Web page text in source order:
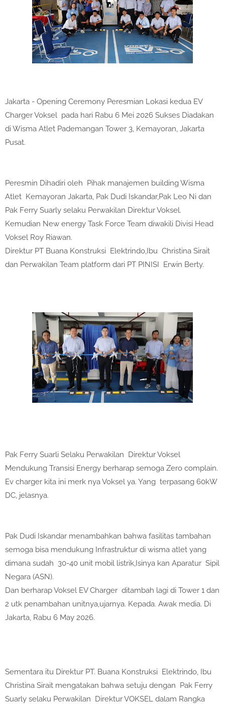
Jakarta - Opening Ceremony Peresmian Lokasi kedua EV
Charger Voksel pada hari Rabu 6 Mei 2026 Sukses Diadakan
di Wisma Atlet Pademangan Tower 3, Kemayoran, Jakarta
Pusat.
Peresmin Dihadiri oleh Pihak manajemen building Wisma
Atlet Kemayoran Jakarta, Pak Dudi Iskandar,Pak Leo Ni dan
Pak Ferry Suarly selaku Perwakilan Direktur Voksel.
Kemudian New energy Task Force Team diwakili Divisi Head
Voksel Roy Riawan.
Direktur PT Buana Konstruksi Elektrindo,Ibu Christina Sirait
dan Perwakilan Team platform dari PT PINISI Erwin Berty.
Pak Ferry Suarli Selaku Perwakilan Direktur Voksel
Mendukung Transisi Energy berharap semoga Zero complain.
Ev charger kita ini merk nya Voksel ya. Yang terpasang 60kW
DC, jelasnya.
Pak Dudi Iskandar menambahkan bahwa fasilitas tambahan
semoga bisa mendukung Infrastruktur di wisma atlet yang
dimana sudah 30-40 unit mobil listrik,Isinya kan Aparatur Sipil
Negara (ASN).
Dan berharap Voksel EV Charger ditambah lagi di Tower 1 dan
2 utk penambahan unitnya,ujarnya. Kepada. Awak media. Di
Jakarta, Rabu 6 May 2026.
Sementara itu Direktur PT. Buana Konstruksi Elektrindo, Ibu
Christina Sirait mengatakan bahwa setuju dengan Pak Ferry
Suarly selaku Perwakilan Direktur VOKSEL dalam Rangka